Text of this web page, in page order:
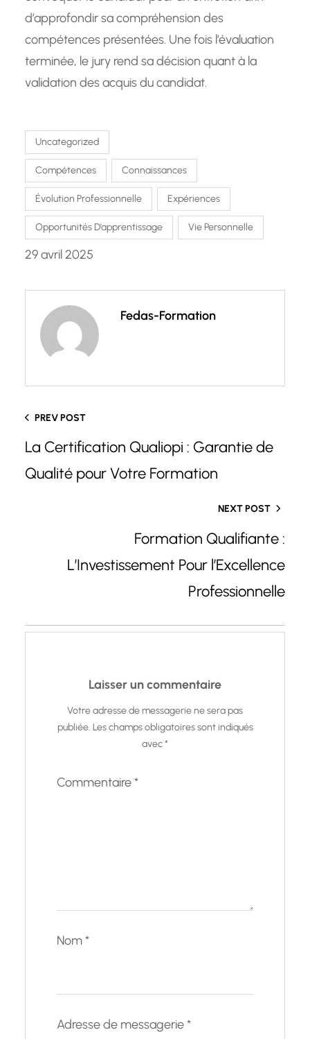
d’approfondir sa compréhension des
compétences présentées. Une fois l’évaluation
terminée, le jury rend sa décision quant à la
validation des acquis du candidat.
Uncategorized
Compétences Connaissances
Évolution Professionnelle Expériences
Opportunités D’apprentissage Vie Personnelle
29 avril 2025
Fedas-Formation
PREV POST
La Certification Qualiopi : Garantie de
Qualité pour Votre Formation
NEXT POST
Formation Qualifiante :
L’Investissement Pour l’Excellence
Professionnelle
Laisser un commentaire
Votre adresse de messagerie ne sera pas
publiée. Les champs obligatoires sont indiqués
avec*
Commentaire*
Nom*
Adresse de messagerie*